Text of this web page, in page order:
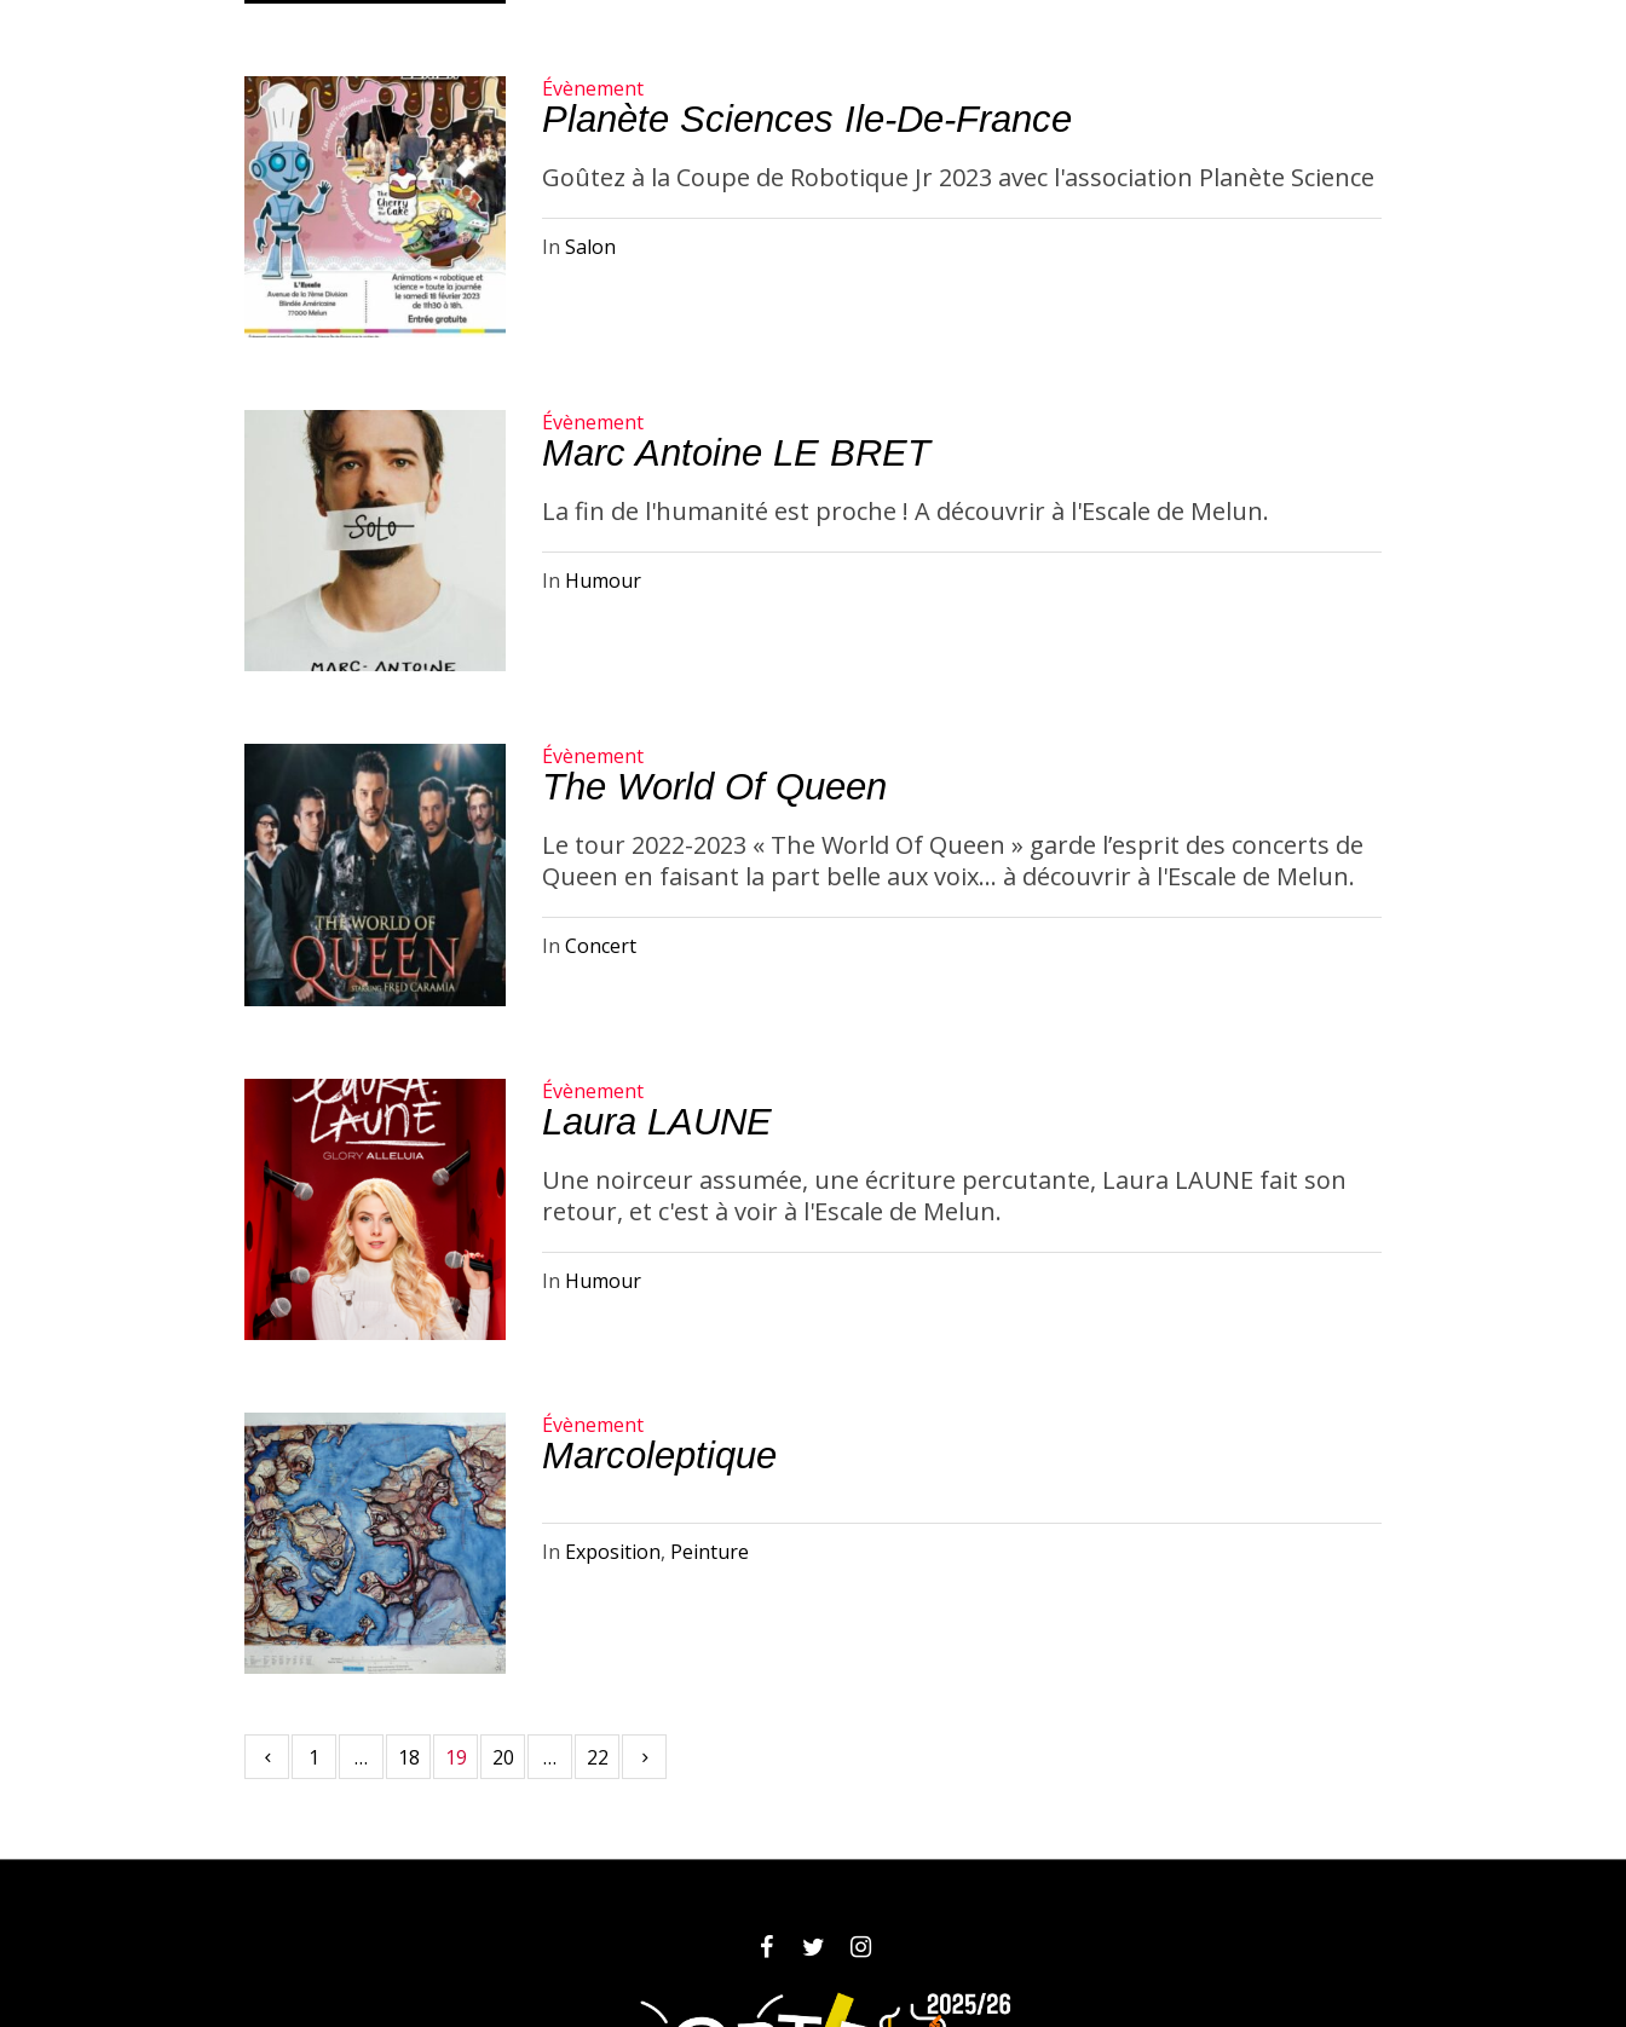
Évènement
Planète Sciences Ile-De-France
Goûtez à la Coupe de Robotique Jr 2023 avec l'association Planète Science
InSalon
Évènement
Marc Antoine LE BRET
La fin de l'humanité est proche ! A découvrir à l'Escale de Melun.
In Humour
Évènement
The World Of Queen
Le tour 2022-2023 « The World Of Queen » garde l’esprit des concerts de
Queen en faisant la part belle aux voix… à découvrir à l'Escale de Melun.
InConcert
Évènement
Laura LAUNE
Une noirceur assumée, une écriture percutante, Laura LAUNE fait son
retour, et c'est à voir à l'Escale de Melun.
In Humour
Évènement
Marcoleptique
In Exposition, Peinture
1 … 18 19 20 … 22